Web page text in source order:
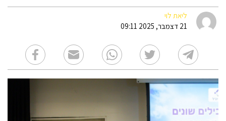
ליאת לוי
21 דצמבר, 2025 09:11